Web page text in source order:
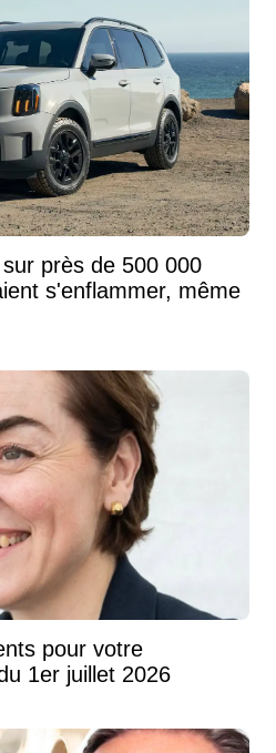
près de 500 000
s'enflammer, même
pour votre
1er juillet 2026